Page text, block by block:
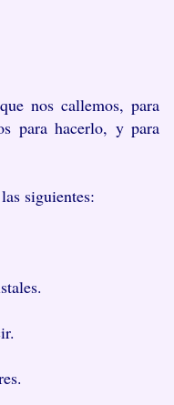
nos callemos, para
para hacerlo, y para
siguientes: